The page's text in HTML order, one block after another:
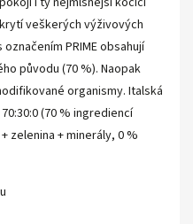
veškerých výživových
PRIME obsahují
původu (70 %). Naopak
organismy. Italská
(70 % ingrediencí
zelenina + minerály, 0 %